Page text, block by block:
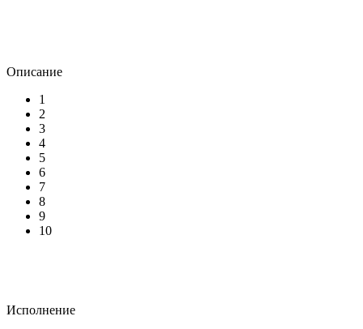
Описание
1
2
3
4
5
6
7
8
9
10
Исполнение